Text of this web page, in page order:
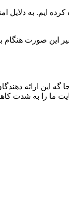
ایم. به دلایل
2 کوکی برای ذخیره این
گه این ارائه
ما را به شدت